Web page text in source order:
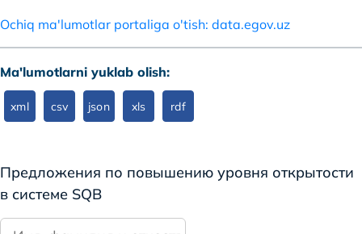
Ochiq ma'lumotlar portaliga o'tish: data.egov.uz
Ma'lumotlarni yuklab olish:
xml csv json xls rdf
Предложения по повышению уровня открытости
в системе SQB